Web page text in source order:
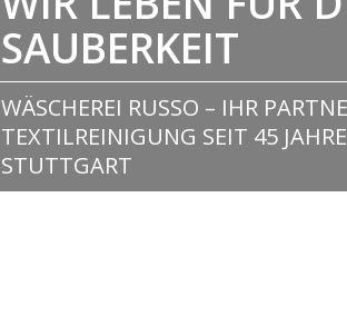
SAUBERKEIT
WÄSCHEREI RUSSO – IHR
TEXTILREINIGUNG SEIT 45
STUTTGART